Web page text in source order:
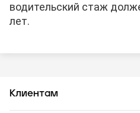
водительский стаж
лет.
Клиентам